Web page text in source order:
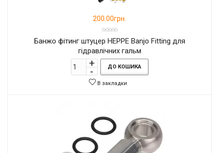
200.00грн.
Банжо фітинг штуцер HEPPE Banjo Fitting для
гідравлічних гальм
ДО КОШИКА
В закладки